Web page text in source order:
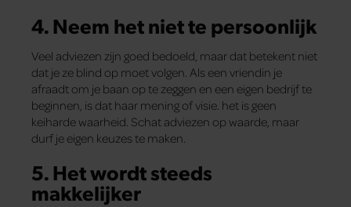
4. Neem het niet te persoonlijk
Veel adviezen zijn goed bedoeld, maar dat betekent niet
dat je ze blind op moet volgen. Als een vriendin je
afraadt om je baan op te zeggen en een eigen bedrijf te
beginnen, is dat haar mening of visie. het is geen
keiharde waarheid. Schat adviezen op waarde, maar
durf je eigen keuzes te maken.
5. Het wordt steeds
makkelijker